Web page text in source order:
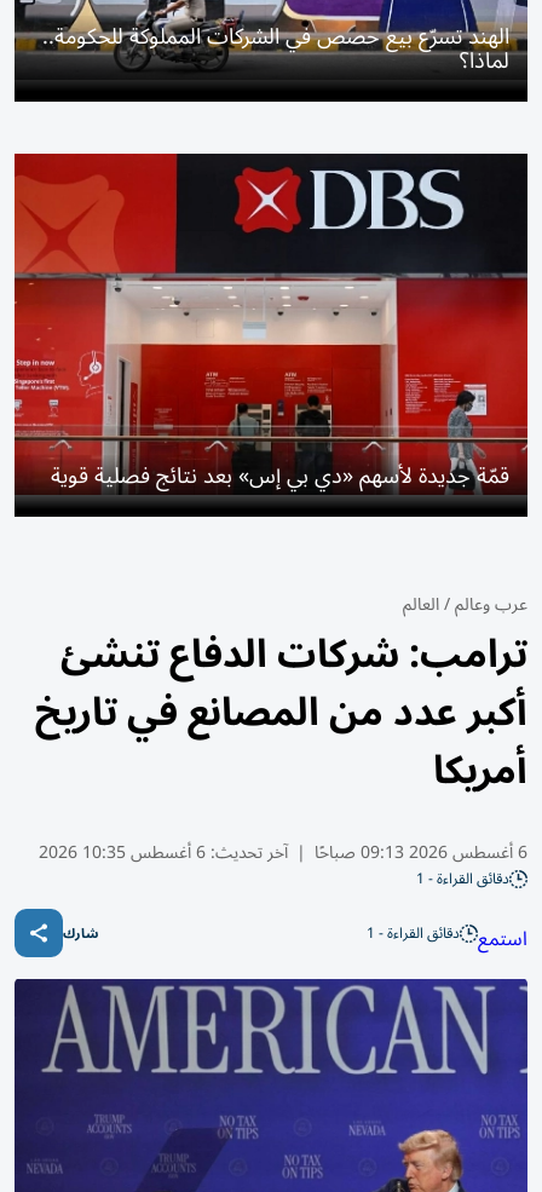
الهند تسرّع بيع حصص في الشركات المملوكة للحكومة..
لماذا؟
قمّة جديدة لأسهم «دي بي إس» بعد نتائج فصلية قوية
عرب وعالم/العالم
ترامب: شركات الدفاع تنشئ
أكبر عدد من المصانع في تاريخ
أمريكا
6 أغسطس 2026 09:13 صباحًا | آخر تحديث:6 أغسطس 10:35 2026
دقائق القراءة - 1
استمع دقائق القراءة - 1 شارك